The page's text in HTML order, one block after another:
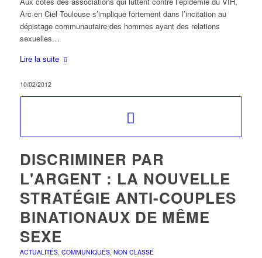
Arc en Ciel Toulouse s’implique fortement dans l’incitation au
dépistage communautaire des hommes ayant des relations
sexuelles…
Lire la suite
10/02/2012
DISCRIMINER PAR
L'ARGENT : LA NOUVELLE
STRATÉGIE ANTI-COUPLES
BINATIONAUX DE MÊME
SEXE
ACTUALITÉS, COMMUNIQUÉS, NON CLASSÉ